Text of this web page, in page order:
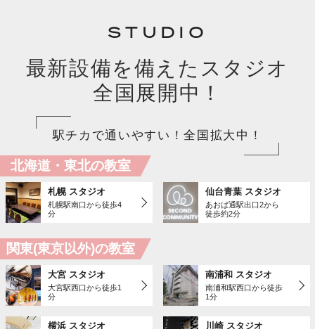
STUDIO
最新設備を備えたスタジオ
全国展開中！
駅チカで通いやすい！全国拡大中！
北海道・東北の教室
札幌 スタジオ
札幌駅南口から徒歩4
分
仙台青葉 スタジオ
あおば通駅出口2から
徒歩約2分
関東(東京以外)の教室
大宮 スタジオ
大宮駅西口から徒歩1
分
南浦和 スタジオ
南浦和駅西口から徒歩
1分
横浜 スタジオ 川崎 スタジオ